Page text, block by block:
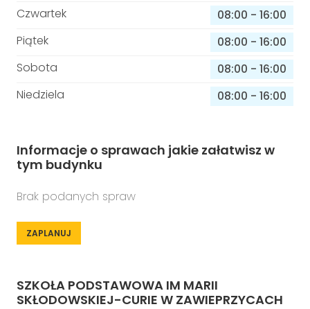
Czwartek
08:00 - 16:00
Piątek
08:00 - 16:00
Sobota
08:00 - 16:00
Niedziela
08:00 - 16:00
Informacje o sprawach jakie załatwisz w
tym budynku
Brak podanych spraw
ZAPLANUJ
SZKOŁA PODSTAWOWA IM MARII
SKŁODOWSKIEJ-CURIE W ZAWIEPRZYCACH